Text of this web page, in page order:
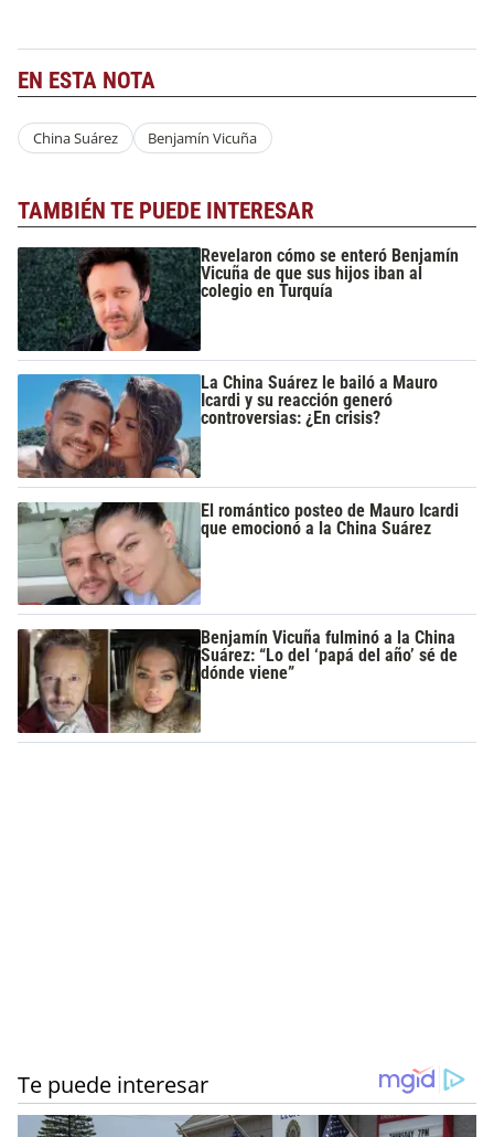
EN ESTA NOTA
China Suárez Benjamín Vicuña
TAMBIÉN TE PUEDE INTERESAR
Revelaron cómo se enteró Benjamín
Vicuña de que sus hijos iban al
colegio en Turquía
La China Suárez le bailó a Mauro
Icardi y su reacción generó
controversias: ¿En crisis?
El romántico posteo de Mauro Icardi
que emocionó a la China Suárez
Benjamín Vicuña fulminó a la China
Suárez: “Lo del ‘papá del año’ sé de
dónde viene”